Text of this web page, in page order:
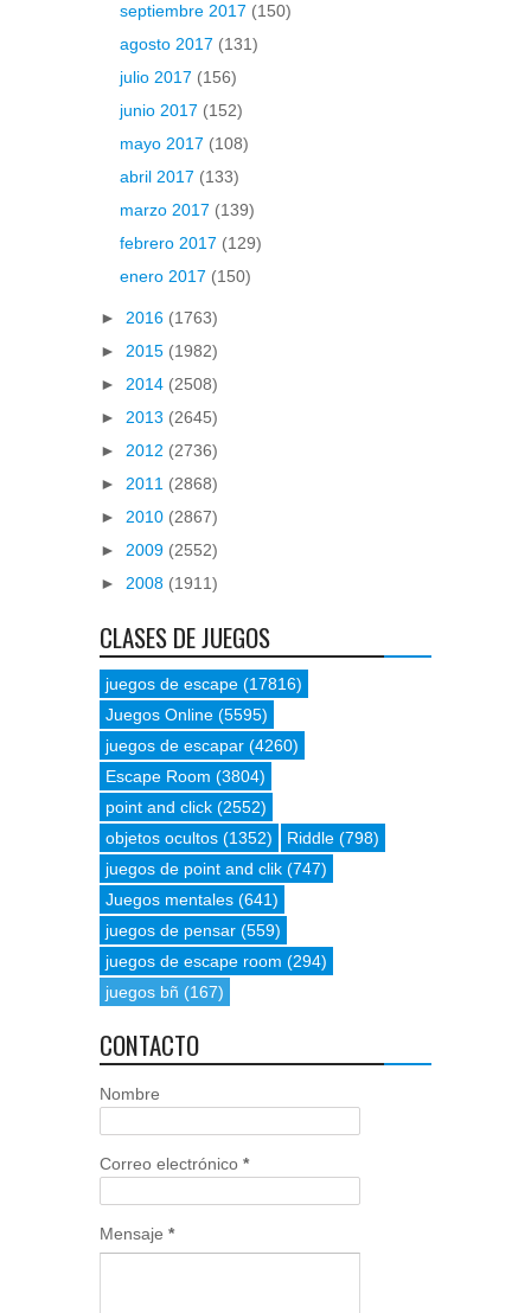
septiembre 2017 (150)
agosto 2017 (131)
julio 2017 (156)
junio 2017 (152)
mayo 2017 (108)
abril 2017 (133)
marzo 2017 (139)
febrero 2017 (129)
enero 2017 (150)
► 2016 (1763)
► 2015 (1982)
► 2014 (2508)
► 2013 (2645)
► 2012 (2736)
► 2011 (2868)
► 2010 (2867)
► 2009 (2552)
► 2008 (1911)
CLASES DE JUEGOS
juegos de escape (17816)
Juegos Online (5595)
juegos de escapar (4260)
Escape Room (3804)
point and click (2552)
objetos ocultos (1352) Riddle (798)
juegos de point and clik (747)
Juegos mentales (641)
juegos de pensar (559)
juegos de escape room (294)
juegos bñ (167)
CONTACTO
Nombre
Correo electrónico *
Mensaje *